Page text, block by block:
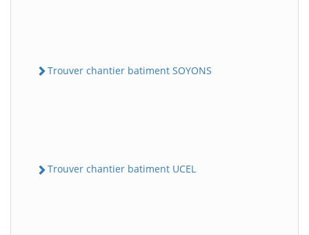
Trouver chantier batiment SOYONS
Trouver chantier batiment UCEL